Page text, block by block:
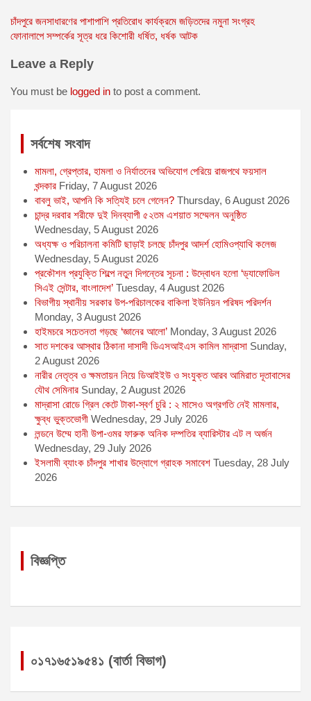
c
e
o
s
s
g
a
i
a
t
A
p
i
t
r
Post
navigation
চাঁদপুরে জনসাধারণের পাশাপাশি প্রতিরোধ কার্যক্রমে জড়িতদের নমুনা সংগ্রহ
ফোনালাপে সম্পর্কের সূত্র ধরে কিশোরী ধর্ষিত, ধর্ষক আটক
Leave a Reply
You must be logged in to post a comment.
সর্বশেষ সংবাদ
মামলা, গ্রেপ্তার, হামলা ও নির্যাতনের অভিযোগ পেরিয়ে রাজপথে ফয়সাল
খন্দকার Friday, 7 August 2026
বাবলু ভাই, আপনি কি সত্যিই চলে গেলেন? Thursday, 6 August 2026
চান্দ্র দরবার শরীফে দুই দিনব্যাপী ৫২তম এশয়াত সম্মেলন অনুষ্ঠিত
Wednesday, 5 August 2026
অধ্যক্ষ ও পরিচালনা কমিটি ছাড়াই চলছে চাঁদপুর আদর্শ হোমিওপ্যাথি কলেজ
Wednesday, 5 August 2026
প্রকৌশল প্রযুক্তি শিল্পে নতুন দিগন্তের সূচনা : উদ্বোধন হলো ‘ড্যাফোডিল
সিএই সেন্টার, বাংলাদেশ’ Tuesday, 4 August 2026
বিভাগীয় স্থানীয় সরকার উপ-পরিচালকের বাকিলা ইউনিয়ন পরিষদ পরিদর্শন
Monday, 3 August 2026
হাইমচরে সচেতনতা গড়ছে ‘জ্ঞানের আলো’ Monday, 3 August 2026
সাত দশকের আস্থার ঠিকানা দাসাদী ডিএসআইএস কামিল মাদ্রাসা Sunday,
2 August 2026
নারীর নেতৃত্ব ও ক্ষমতায়ন নিয়ে ডিআইইউ ও সংযুক্ত আরব আমিরাত দূতাবাসের
যৌথ সেমিনার Sunday, 2 August 2026
মাদ্রাসা রোডে গ্রিল কেটে টাকা-স্বর্ণ চুরি : ২ মাসেও অগ্রগতি নেই মামলার,
ক্ষুব্ধ ভুক্তভোগী Wednesday, 29 July 2026
লন্ডনে উম্মে হানী উপা-ওমর ফারুক অনিক দম্পতির ব্যারিস্টার এট ল অর্জন
Wednesday, 29 July 2026
ইসলামী ব্যাংক চাঁদপুর শাখার উদ্যোগে গ্রাহক সমাবেশ Tuesday, 28 July
2026
বিজ্ঞপ্তি
০১৭১৬৫১৯৫৪১ (বার্তা বিভাগ)